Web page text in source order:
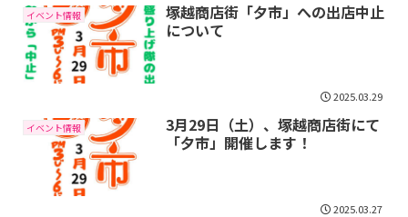
イベント情報
塚越商店街「夕市」への出店中止
について
2025.03.29
イベント情報
3月29日（土）、塚越商店街にて
「夕市」開催します！
2025.03.27